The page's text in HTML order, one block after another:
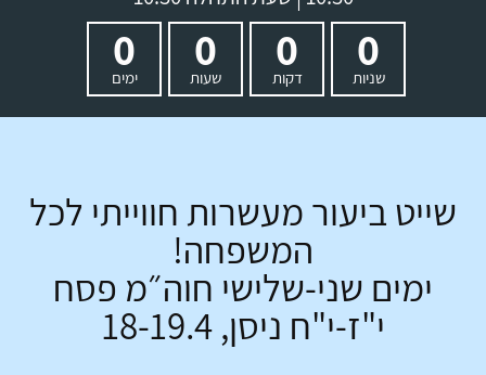
0
שניות
0
דקות
0
שעות
0
ימים
שייט ביעור מעשרות חווייתי לכל
המשפחה!
ימים שני-שלישי חוה״מ פסח
י"ז-י"ח ניסן,18-19.4